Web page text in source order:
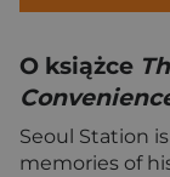
O książce
Seoul Station
memories of